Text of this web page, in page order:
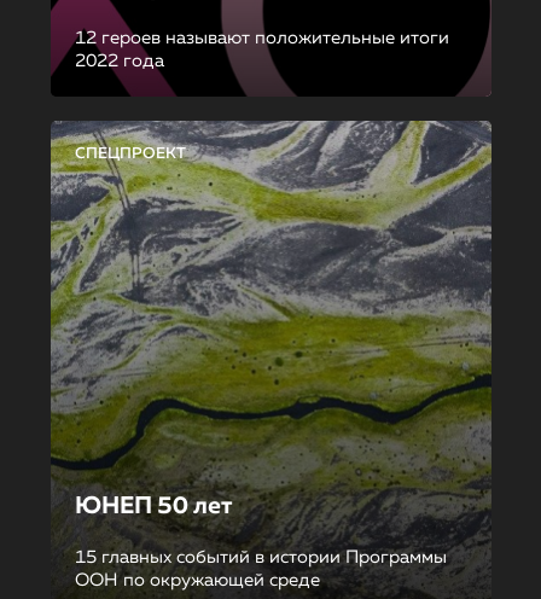
12 героев называют положительные итоги
2022 года
СПЕЦПРОЕКТ
ЮНЕП 50 лет
15 главных событий в истории Программы
ООН по окружающей среде